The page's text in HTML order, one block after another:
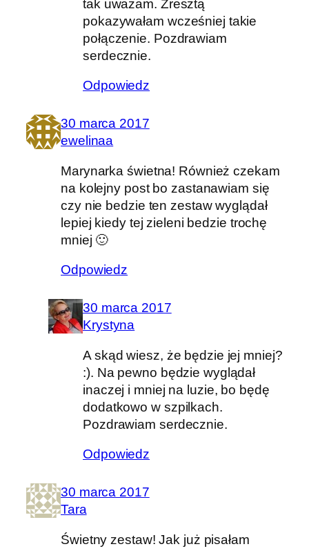
tak uważam. Zresztą
pokazywałam wcześniej takie
połączenie. Pozdrawiam
serdecznie.
Odpowiedz
30 marca 2017
ewelinaa
Marynarka świetna! Również czekam
na kolejny post bo zastanawiam się
czy nie bedzie ten zestaw wyglądał
lepiej kiedy tej zieleni bedzie trochę
mniej 🙂
Odpowiedz
30 marca 2017
Krystyna
A skąd wiesz, że będzie jej mniej?
:). Na pewno będzie wyglądał
inaczej i mniej na luzie, bo będę
dodatkowo w szpilkach.
Pozdrawiam serdecznie.
Odpowiedz
30 marca 2017
Tara
Świetny zestaw! Jak już pisałam